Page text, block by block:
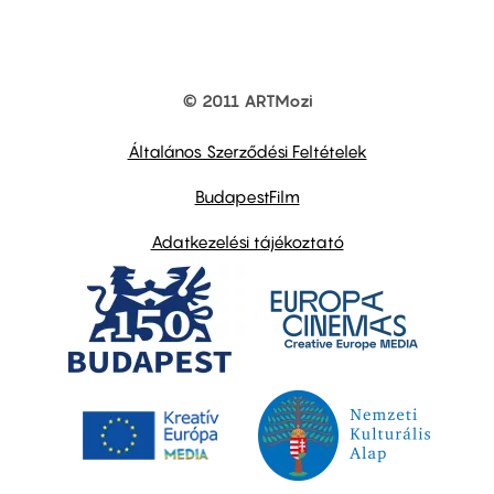
© 2011 ARTMozi
Általános Szerződési Feltételek
BudapestFilm
Adatkezelési tájékoztató